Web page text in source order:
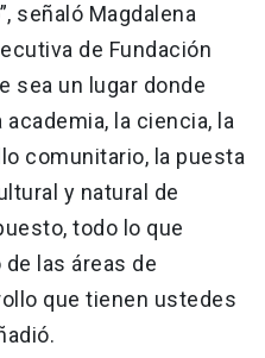
señaló Magdalena
de Fundación
sea un lugar donde
la ciencia, la
comunitario, la puesta
y natural de
todo lo que
las áreas de
que tienen ustedes